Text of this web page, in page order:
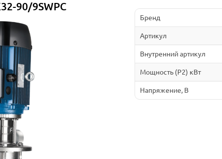
90/9SWPC
Бренд
Артикул
Внутренний артикул
Мощность (P2) кВт
Напряжение, В